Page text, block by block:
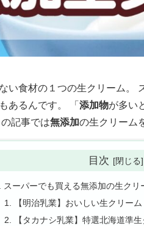
い食材の１つの生クリーム。
あるんです。 「 添加物が多い
記事では無添加の生クリーム
目次
スーパーでも買える無添加の生クリ
【明治乳業】おいしい生クリーム
【タカナシ乳業】特選北海道準